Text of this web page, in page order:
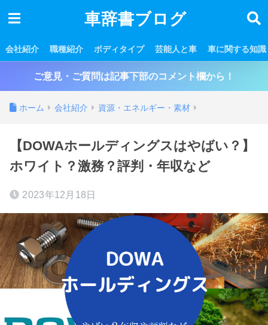
車辞書ブログ
会社紹介 職種紹介 ボディタイプ 芸能人と車 車に関する知識
ご意見・ご質問は記事下部のコメント欄から！
ホーム 会社紹介 資源・エネルギー・素材
【DOWAホールディングスはやばい？】
ホワイト？激務？評判・年収など
2023年12月18日